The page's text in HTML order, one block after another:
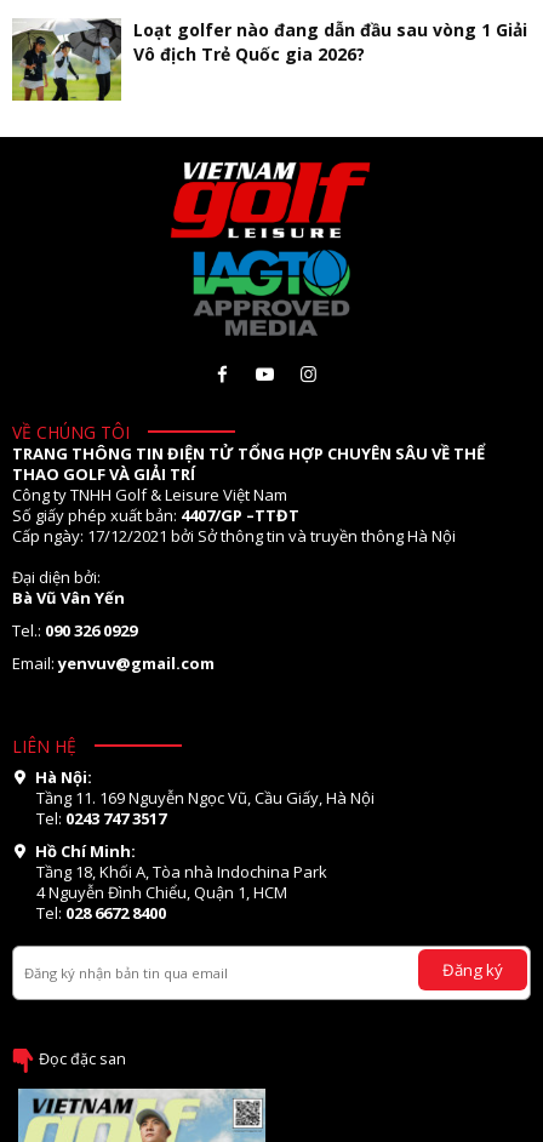
Loạt golfer nào đang dẫn đầu sau vòng 1 Giải
Vô địch Trẻ Quốc gia 2026?
VỀ CHÚNG TÔI
TRANG THÔNG TIN ĐIỆN TỬ TỔNG HỢP CHUYÊN SÂU VỀ THỂ
THAO GOLF VÀ GIẢI TRÍ
Công ty TNHH Golf & Leisure Việt Nam
Số giấy phép xuất bản: 4407/GP –TTĐT
Cấp ngày: 17/12/2021 bởi Sở thông tin và truyền thông Hà Nội
Đại diện bởi:
Bà Vũ Vân Yến
Tel.: 090 326 0929
Email:yenvuv@gmail.com
LIÊN HỆ
Hà Nội:
Tầng 11. 169 Nguyễn Ngọc Vũ, Cầu Giấy, Hà Nội
Tel: 0243 747 3517
Hồ Chí Minh:
Tầng 18, Khối A, Tòa nhà Indochina Park
4 Nguyễn Đình Chiểu, Quận 1, HCM
Tel: 028 6672 8400
Đăng ký
Đọc đặc san